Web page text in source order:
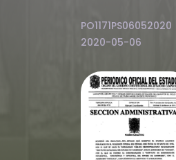
PO1171PS06052020
2020-05-06